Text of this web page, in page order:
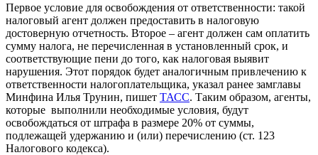
Первое условие для освобождения от ответственности: такой
налоговый агент должен предоставить в налоговую
достоверную отчетность. Второе – агент должен сам оплатить
сумму налога, не перечисленная в установленный срок, и
соответствующие пени до того, как налоговая выявит
нарушения. Этот порядок будет аналогичным привлечению к
ответственности налогоплательщика, указал ранее замглавы
Минфина Илья Трунин, пишет ТАСС. Таким образом, агенты,
которые выполнили необходимые условия, будут
освобождаться от штрафа в размере 20% от суммы,
подлежащей удержанию и (или) перечислению (ст. 123
Налогового кодекса).